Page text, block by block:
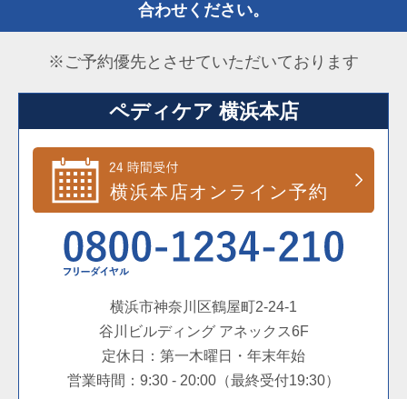
合わせください。
※ご予約優先とさせていただいております
ペディケア 横浜本店
横浜市神奈川区鶴屋町2-24-1
谷川ビルディング アネックス6F
定休日：第一木曜日・年末年始
営業時間：9:30 - 20:00（最終受付19:30）